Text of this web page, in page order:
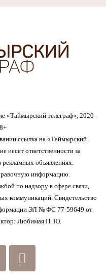
«Таймырский телеграф», 2020-
ссылка на «Таймырский
несет ответственности за
объявлениях.
информацию.
по надзору в сфере связи,
коммуникаций. Свидетельство
ЭЛ № ФС 77-59649 от
Любимая П. Ю.